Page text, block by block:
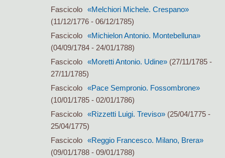
Fascicolo «Melchiori Michele. Crespano»
(11/12/1776 - 06/12/1785)
Fascicolo «Michielon Antonio. Montebelluna»
(04/09/1784 - 24/01/1788)
Fascicolo «Moretti Antonio. Udine»(27/11/1785 -
27/11/1785)
Fascicolo «Pace Sempronio. Fossombrone»
(10/01/1785 - 02/01/1786)
Fascicolo «Rizzetti Luigi. Treviso»(25/04/1775 -
25/04/1775)
Fascicolo «Reggio Francesco. Milano, Brera»
(09/01/1788 - 09/01/1788)